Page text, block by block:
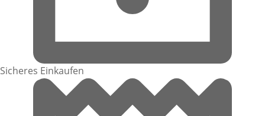
Sicheres Einkaufen